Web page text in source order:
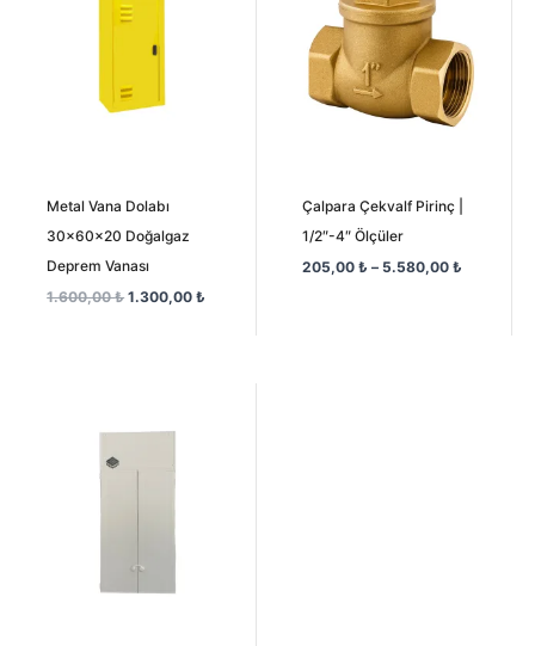
Metal Vana Dolabı
30x60x20 Doğalgaz
Deprem Vanası
1.600,00₺ 1.300,00₺
Çalpara Çekvalf Pirinç |
1/2″-4″ Ölçüler
205,00₺ – 5.580,00₺